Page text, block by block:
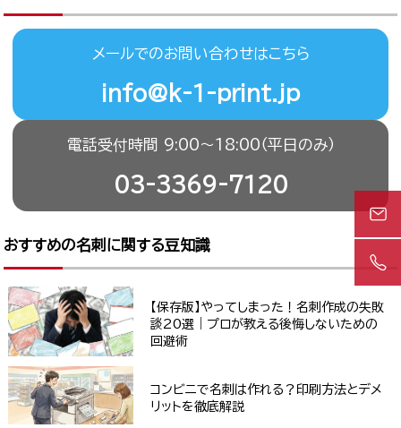
メールでのお問い合わせはこちら
info@k-1-print.jp
電話受付時間 9:00〜18:00（平日のみ）
03-3369-7120
おすすめの名刺に関する豆知識
【保存版】やってしまった！名刺作成の失敗
談20選｜プロが教える後悔しないための
回避術
コンビニで名刺は作れる？印刷方法とデメ
リットを徹底解説